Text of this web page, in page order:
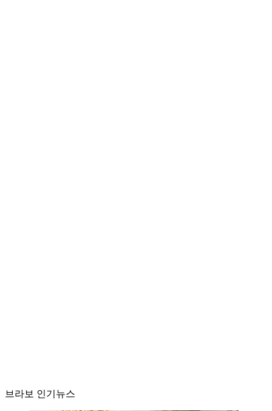
브라보 인기뉴스